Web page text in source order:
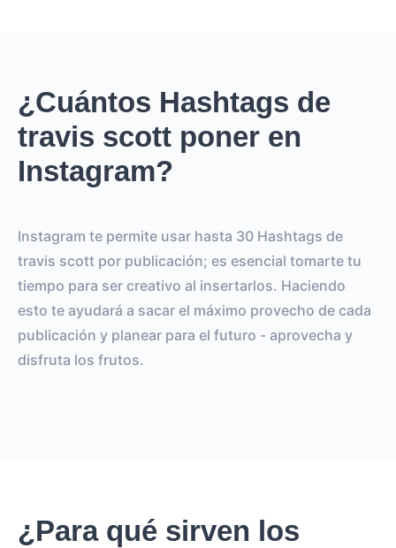
¿Cuántos Hashtags de
travis scott poner en
Instagram?
Instagram te permite usar hasta 30 Hashtags de
travis scott por publicación; es esencial tomarte tu
tiempo para ser creativo al insertarlos. Haciendo
esto te ayudará a sacar el máximo provecho de cada
publicación y planear para el futuro - aprovecha y
disfruta los frutos.
¿Para qué sirven los